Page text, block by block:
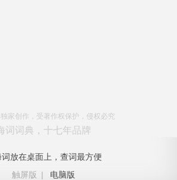
家创作，受著作权保护，侵权必究
词词典，十七年品牌
放在桌面上，查词最方便
触屏版
|
电脑版